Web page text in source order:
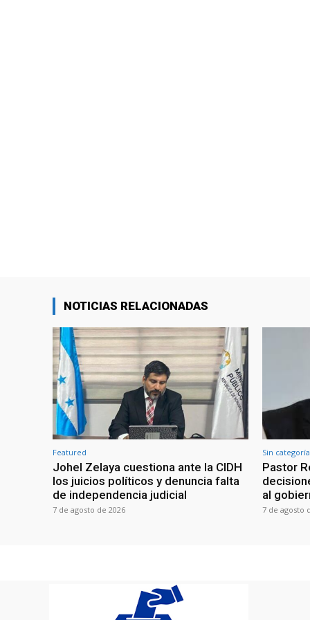
NOTICIAS RELACIONADAS
Featured
Johel Zelaya cuestiona ante la CIDH
los juicios políticos y denuncia falta
de independencia judicial
7 de agosto de 2026
Sin categoría
Pastor
al
7 de agosto